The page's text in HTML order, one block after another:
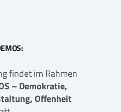
findet im Rahmen
– Demokratie,
Offenheit